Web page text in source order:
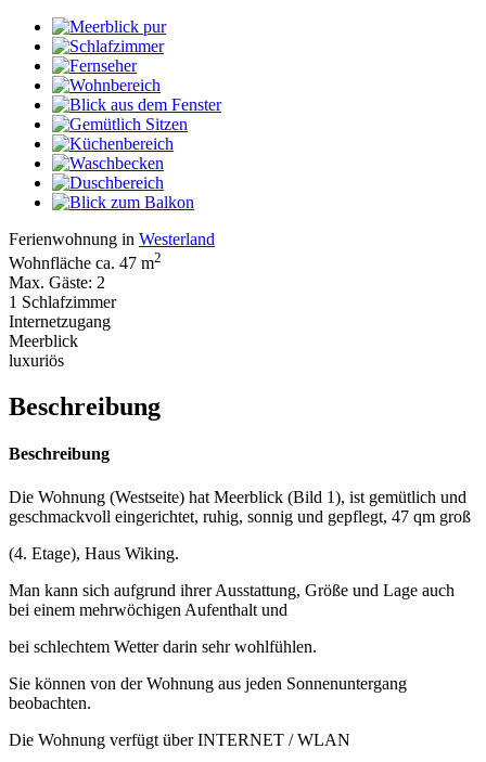
Ferienwohnung in Westerland
Wohnfläche ca. 47 m2
Max. Gäste: 2
1 Schlafzimmer
Internetzugang
Meerblick
luxuriös
Beschreibung
Beschreibung
Die Wohnung (Westseite) hat Meerblick (Bild 1), ist gemütlich und
geschmackvoll eingerichtet, ruhig, sonnig und gepflegt, 47 qm groß
(4. Etage), Haus Wiking.
Man kann sich aufgrund ihrer Ausstattung, Größe und Lage auch
bei einem mehrwöchigen Aufenthalt und
bei schlechtem Wetter darin sehr wohlfühlen.
Sie können von der Wohnung aus jeden Sonnenuntergang
beobachten.
Die Wohnung verfügt über INTERNET / WLAN